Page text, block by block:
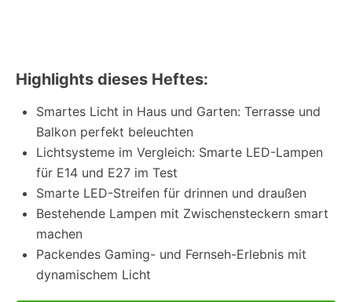
Highlights dieses Heftes:
Smartes Licht in Haus und Garten: Terrasse und
Balkon perfekt beleuchten
Lichtsysteme im Vergleich: Smarte LED-Lampen
für E14 und E27 im Test
Smarte LED-Streifen für drinnen und draußen
Bestehende Lampen mit Zwischensteckern smart
machen
Packendes Gaming- und Fernseh-Erlebnis mit
dynamischem Licht